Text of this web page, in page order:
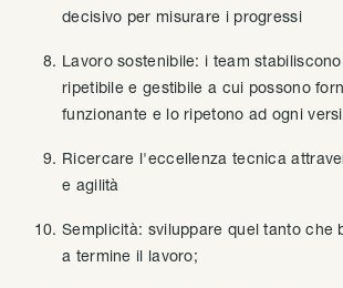
decisivo per misurare i progressi
Lavoro sostenibile: i team
ripetibile e gestibile a cui possono
funzionante e lo ripetono ad ogni
Ricercare l'eccellenza tecnica
e agilità
Semplicità: sviluppare quel tanto che
a termine il lavoro;